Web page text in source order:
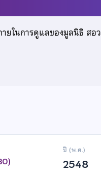
ยในการดูแลของมูลนิธิ สอ
ปี (พ.ศ.)
2548